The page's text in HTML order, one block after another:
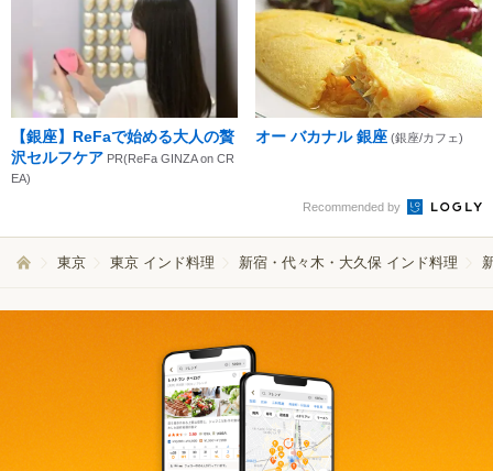
【銀座】ReFaで始める大人の贅
沢セルフケア PR(ReFa GINZA on CR
EA)
オー バカナル 銀座 (銀座/カフェ)
Recommended by
東京 東京 インド料理 新宿・代々木・大久保 インド料理